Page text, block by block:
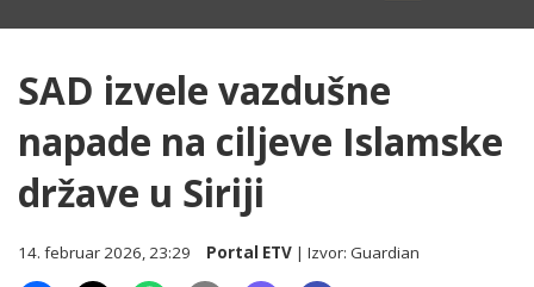
SAD izvele vazdušne
napade na ciljeve Islamske
države u Siriji
14. februar 2026, 23:29 Portal ETV | Izvor:Guardian